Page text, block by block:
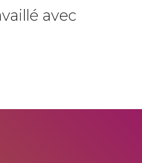
avec